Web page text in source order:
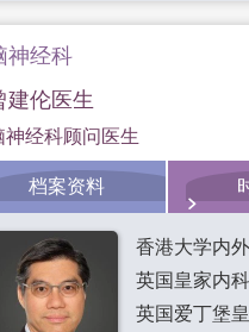
神经科
建伦医生
神经科顾问医生
档案资料
香港大学内
英国皇家内
英国爱丁堡